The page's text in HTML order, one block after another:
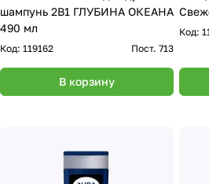
шампунь 2В1 ГЛУБИНА ОКЕАНА
490 мл
Код: 119162 Пост. 713
В корзину
Код: